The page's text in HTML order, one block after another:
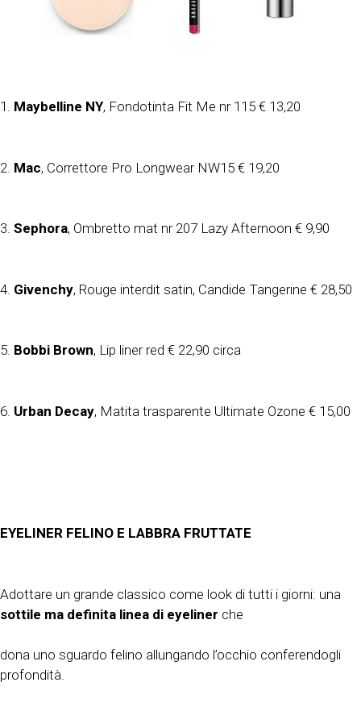
1. Maybelline NY, Fondotinta Fit Me nr 115 € 13,20
2. Mac, Correttore Pro Longwear NW15 € 19,20
3. Sephora, Ombretto mat nr 207 Lazy Afternoon € 9,90
4. Givenchy, Rouge interdit satin, Candide Tangerine € 28,50
5. Bobbi Brown, Lip liner red € 22,90 circa
6. Urban Decay, Matita trasparente Ultimate Ozone € 15,00
EYELINER FELINO E LABBRA FRUTTATE
Adottare un grande classico come look di tutti i giorni: una
sottile ma definita linea di eyeliner che
dona uno sguardo felino allungando l’occhio conferendogli
profondità.